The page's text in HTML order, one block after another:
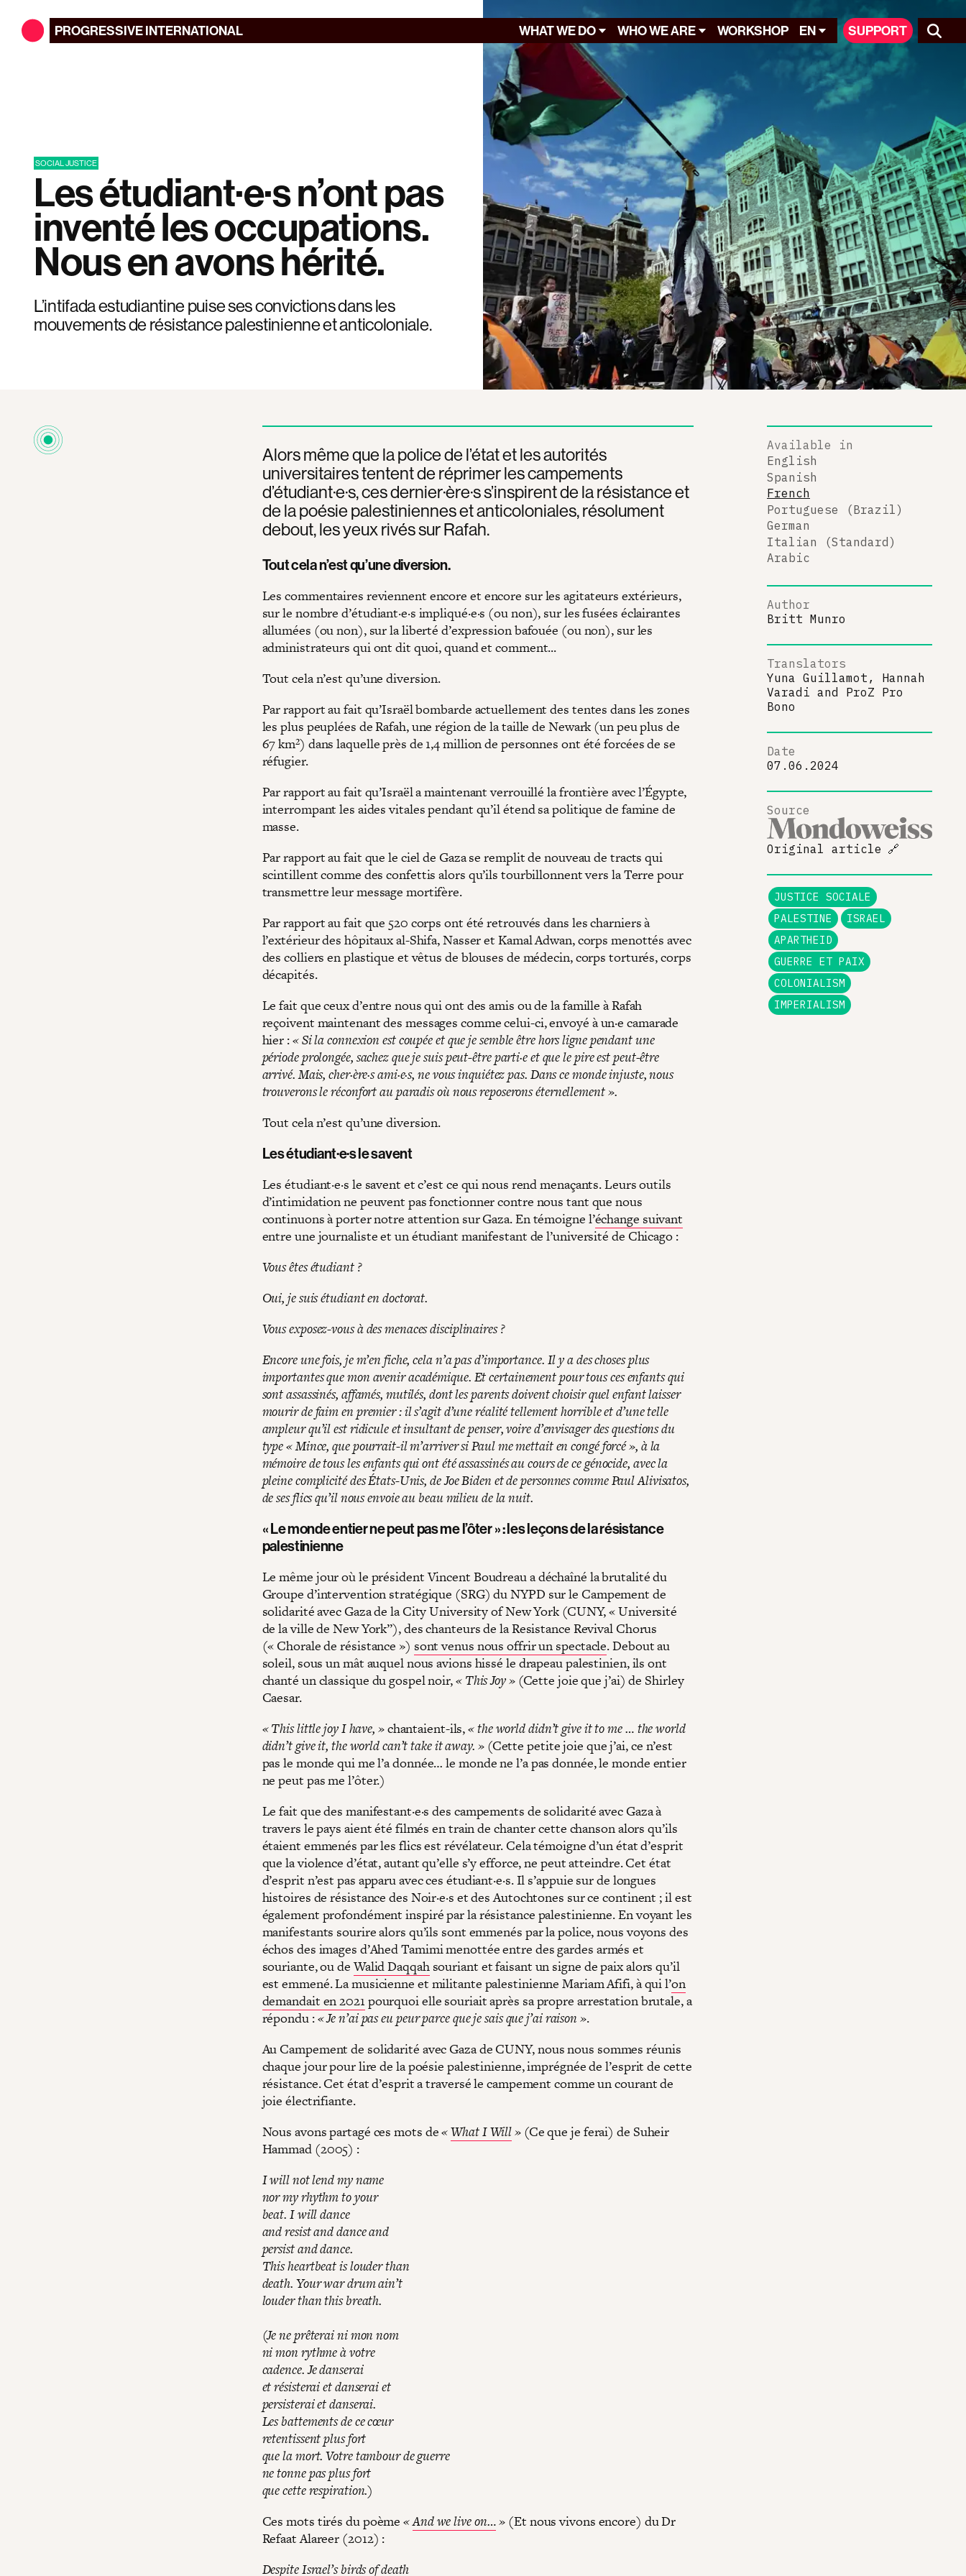
PROGRESSIVEINTERNATIONAL WHAT WE DO WHO WE ARE WORKSHOP EN SUPPORT
SOCIAL JUSTICE
Les étudiant·e·s n’ont pas
inventé les occupations.
Nous en avons hérité.
L’intifada estudiantine puise ses convictions dans les
mouvements de résistance palestinienne et anticoloniale.
Alors même que la police de l’état et les autorités
universitaires tentent de réprimer les campements
d’étudiant·e·s, ces dernier·ère·s s’inspirent de la résistance et
de la poésie palestiniennes et anticoloniales, résolument
debout, les yeux rivés sur Rafah.
Tout cela n’est qu’une diversion.
Les commentaires reviennent encore et encore sur les agitateurs extérieurs,
sur le nombre d’étudiant·e·s impliqué·e·s (ou non), sur les fusées éclairantes
allumées (ou non), sur la liberté d’expression bafouée (ou non), sur les
administrateurs qui ont dit quoi, quand et comment...
Tout cela n’est qu’une diversion.
Par rapport au fait qu’Israël bombarde actuellement des tentes dans les zones
les plus peuplées de Rafah, une région de la taille de Newark (un peu plus de
67 km²) dans laquelle près de 1,4 million de personnes ont été forcées de se
réfugier.
Par rapport au fait qu’Israël a maintenant verrouillé la frontière avec l’Égypte,
interrompant les aides vitales pendant qu’il étend sa politique de famine de
masse.
Par rapport au fait que le ciel de Gaza se remplit de nouveau de tracts qui
scintillent comme des confettis alors qu’ils tourbillonnent vers la Terre pour
transmettre leur message mortifère.
Par rapport au fait que 520 corps ont été retrouvés dans les charniers à
l’extérieur des hôpitaux al-Shifa, Nasser et Kamal Adwan, corps menottés avec
des colliers en plastique et vêtus de blouses de médecin, corps torturés, corps
décapités.
Le fait que ceux d’entre nous qui ont des amis ou de la famille à Rafah
reçoivent maintenant des messages comme celui-ci, envoyé à un·e camarade
hier :« Si la connexion est coupée et que je semble être hors ligne pendant une
période prolongée, sachez que je suis peut-être parti·e et que le pire est peut-être
arrivé. Mais, cher·ère·s ami·e·s, ne vous inquiétez pas. Dans ce monde injuste, nous
trouverons le réconfort au paradis où nous reposerons éternellement ».
Tout cela n’est qu’une diversion.
Les étudiant·e·s le savent
Les étudiant·e·s le savent et c’est ce qui nous rend menaçants. Leurs outils
d’intimidation ne peuvent pas fonctionner contre nous tant que nous
continuons à porter notre attention sur Gaza. En témoigne l’échange suivant
entre une journaliste et un étudiant manifestant de l’université de Chicago :
Vous êtes étudiant ?
Oui, je suis étudiant en doctorat.
Vous exposez-vous à des menaces disciplinaires ?
Encore une fois, je m’en fiche, cela n’a pas d’importance. Il y a des choses plus
importantes que mon avenir académique. Et certainement pour tous ces enfants qui
sont assassinés, affamés, mutilés, dont les parents doivent choisir quel enfant laisser
mourir de faim en premier : il s’agit d’une réalité tellement horrible et d’une telle
ampleur qu’il est ridicule et insultant de penser, voire d’envisager des questions du
type « Mince, que pourrait-il m’arriver si Paul me mettait en congé forcé », à la
mémoire de tous les enfants qui ont été assassinés au cours de ce génocide, avec la
pleine complicité des États-Unis, de Joe Biden et de personnes comme Paul Alivisatos,
de ses flics qu’il nous envoie au beau milieu de la nuit.
« Le monde entier ne peut pas me l’ôter » : les leçons de la résistance
palestinienne
Le même jour où le président Vincent Boudreau a déchaîné la brutalité du
Groupe d’intervention stratégique (SRG) du NYPD sur le Campement de
solidarité avec Gaza de la City University of New York (CUNY, « Université
de la ville de New York”), des chanteurs de la Resistance Revival Chorus
(« Chorale de résistance ») sont venus nous offrir un spectacle. Debout au
soleil, sous un mât auquel nous avions hissé le drapeau palestinien, ils ont
chanté un classique du gospel noir,« This Joy »(Cette joie que j’ai) de Shirley
Caesar.
« This little joy I have, »chantaient-ils,« the world didn’t give it to me … the world
didn’t give it, the world can’t take it away. »(Cette petite joie que j’ai, ce n’est
pas le monde qui me l’a donnée… le monde ne l’a pas donnée, le monde entier
ne peut pas me l’ôter.)
Le fait que des manifestant·e·s des campements de solidarité avec Gaza à
travers le pays aient été filmés en train de chanter cette chanson alors qu’ils
étaient emmenés par les flics est révélateur. Cela témoigne d’un état d’esprit
que la violence d’état, autant qu’elle s’y efforce, ne peut atteindre. Cet état
d’esprit n’est pas apparu avec ces étudiant·e·s. Il s’appuie sur de longues
histoires de résistance des Noir·e·s et des Autochtones sur ce continent ; il est
également profondément inspiré par la résistance palestinienne. En voyant les
manifestants sourire alors qu’ils sont emmenés par la police, nous voyons des
échos des images d’Ahed Tamimi menottée entre des gardes armés et
souriante, ou deWalid Daqqahsouriant et faisant un signe de paix alors qu’il
est emmené. La musicienne et militante palestinienne Mariam Afifi, à qui l’on
demandait en 2021 pourquoi elle souriait après sa propre arrestation brutale, a
répondu :« Je n’ai pas eu peur parce que je sais que j’ai raison ».
Au Campement de solidarité avec Gaza de CUNY, nous nous sommes réunis
chaque jour pour lire de la poésie palestinienne, imprégnée de l’esprit de cette
résistance. Cet état d’esprit a traversé le campement comme un courant de
joie électrifiante.
Nous avons partagé ces mots de«What I Will»(Ce que je ferai) de Suheir
Hammad (2005) :
I will not lend my name
nor my rhythm to your
beat. I will dance
and resist and dance and
persist and dance.
This heartbeat is louder than
death. Your war drum ain’t
louder than this breath.
(Je ne prêterai ni mon nom
ni mon rythme à votre
cadence. Je danserai
et résisterai et danserai et
persisterai et danserai.
Les battements de ce cœur
retentissent plus fort
que la mort. Votre tambour de guerre
ne tonne pas plus fort
que cette respiration.)
Ces mots tirés du poème«And we live on…» (Et nous vivons encore) du Dr
Refaat Alareer (2012) :
Despite Israel’s birds of death
Available in
English
Spanish
French
Portuguese (Brazil)
German
Italian (Standard)
Arabic
Author
Britt Munro
Translators
Yuna Guillamot, Hannah
Varadi and ProZ Pro
Bono
Date
07.06.2024
Source
Original article 🔗
JUSTICE SOCIALE
PALESTINE
ISRAEL
APARTHEID
GUERRE ET PAIX
COLONIALISM
IMPERIALISM